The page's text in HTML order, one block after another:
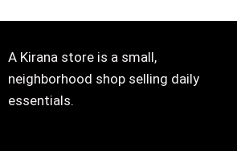
A Kirana store is a small,
neighborhood shop selling daily
essentials.